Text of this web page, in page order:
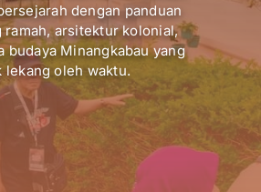
dengan panduan
ramah, arsitektur kolonial,
budaya Minangkabau yang
lekang oleh waktu.